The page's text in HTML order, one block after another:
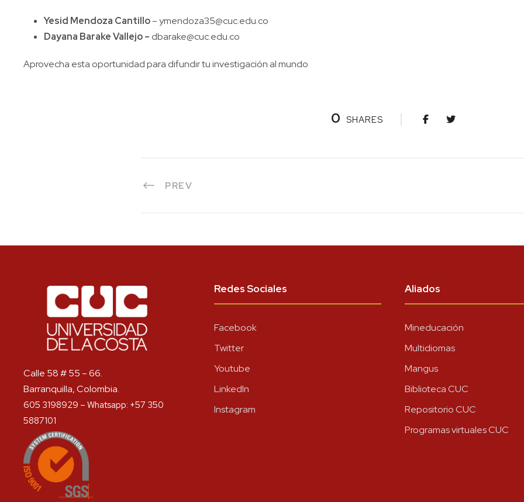
Yesid Mendoza Cantillo–ymendoza35@cuc.edu.co
Dayana Barake Vallejo – dbarake@cuc.edu.co
Aprovecha esta oportunidad para difundir tu investigación al mundo
0 SHARES
PREV
Calle 58 # 55 – 66.
Barranquilla, Colombia.
605 3198929 – Whatsapp: +57 350
5887101
Redes Sociales
Facebook
Twitter
Youtube
LinkedIn
Instagram
Aliados
Mineducación
Multidiomas
Mangus
Biblioteca CUC
Repositorio CUC
Programas virtuales CUC